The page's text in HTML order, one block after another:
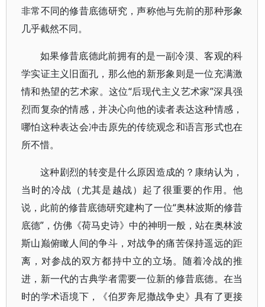
非常不同的修昔底德研究，声称他与先前的那种形象
几乎截然不同。
如果修昔底德此前拥有的是一副冷漠、客观的科
学实证主义旧面孔，那么他的新形象则是一位充满激
情和热望的艺术家。这位“后现代主义艺术家”深具强
烈而复杂的情感，并决心向他的读者表达这种情感，
哪怕这种表达会冲击原先的传统观念和语言形式也在
所不惜。
这种剧烈的转变是什么原因造成的？康纳认为，
当时的冷战（尤其是越战）起了很重要的作用。他
说，此前的修昔底德研究建构了一位“奥林波斯的修昔
底德”，仿佛《荷马史诗》中的神明一般，站在奥林波
斯山巅俯瞰人间的争斗，对战争的痛苦保持遥远的距
离，对参战的双方都持中立的立场。随着冷战的推
进，新一代的古典学者需要一位新的修昔底德。在当
时的学术语境下，《伯罗奔尼撒战争史》具有了更接